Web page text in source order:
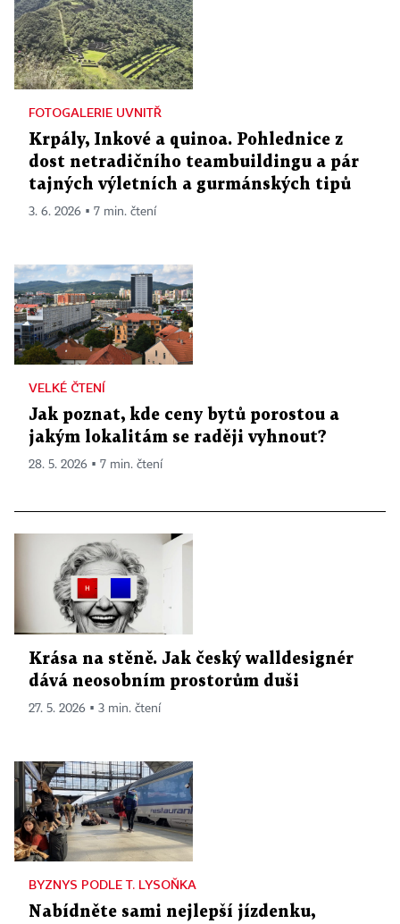
FOTOGALERIE UVNITŘ
Krpály, Inkové a quinoa. Pohlednice z
dost netradičního teambuildingu a pár
tajných výletních a gurmánských tipů
3. 6. 2026 ▪ 7 min. čtení
VELKÉ ČTENÍ
Jak poznat, kde ceny bytů porostou a
jakým lokalitám se raději vyhnout?
28. 5. 2026 ▪ 7 min. čtení
Krása na stěně. Jak český walldesignér
dává neosobním prostorům duši
27. 5. 2026 ▪ 3 min. čtení
BYZNYS PODLE T. LYSOŇKA
Nabídněte sami nejlepší jízdenku,